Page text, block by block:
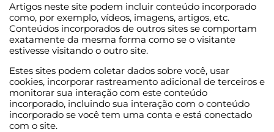
Artigos neste site podem incluir conteúdo incorporado
como, por exemplo, vídeos, imagens, artigos, etc.
Conteúdos incorporados de outros sites se comportam
exatamente da mesma forma como se o visitante
estivesse visitando o outro site.
Estes sites podem coletar dados sobre você, usar
cookies, incorporar rastreamento adicional de terceiros e
monitorar sua interação com este conteúdo
incorporado, incluindo sua interação com o conteúdo
incorporado se você tem uma conta e está conectado
com o site.